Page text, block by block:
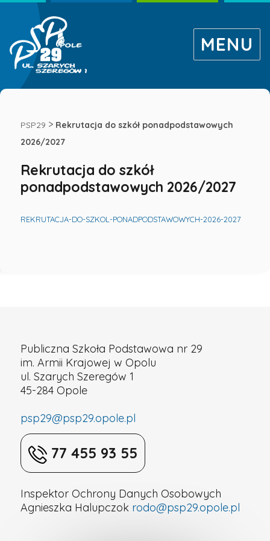
Rekrutacja
do
ponadpodstawowych
2026/2027
Podstawowa
nr
29
w
Opolu
MENU
PSP29 > Rekrutacja do szkół ponadpodstawowych
2026/2027
Rekrutacja do szkół
ponadpodstawowych 2026/2027
REKRUTACJA-DO-SZKOL-PONADPODSTAWOWYCH-2026-2027
Publiczna Szkoła Podstawowa nr 29
im. Armii Krajowej w Opolu
ul. Szarych Szeregów 1
45-284 Opole
psp29@psp29.opole.pl
77 455 93 55
Inspektor Ochrony Danych Osobowych
Agnieszka Halupczok rodo@psp29.opole.pl